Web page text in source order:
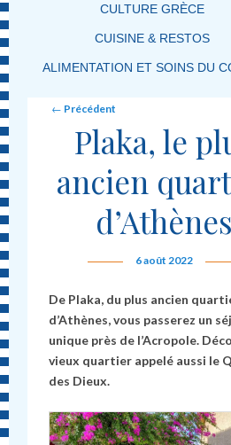
CULTURE GRÈCE
CUISINE & RESTOS
ALIMENTATION ET SOINS DU
Post navigation
← Précédent
Plaka, le
ancien
d’Athènes
6 août 2022
De Plaka, du plus ancien
d’Athènes, vous passerez un
unique près de l’Acropole.
vieux quartier appelé aussi le
des Dieux.